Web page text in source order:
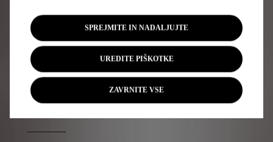
Volan z vstavkom v nesvetlečem kromanem materialu
STORITVE PO MERI
UREDITE PIŠKOTKE
SPREJMITE IN NADALJUJTE
ZAVRNITE VSE